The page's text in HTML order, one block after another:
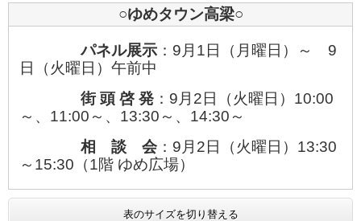
○ゆめタウン高梁○
パネル展示：9月1日（月曜日）～ 9
日（火曜日）午前中
街 頭 啓 発：9月2日（火曜日）10:00
～、11:00～、13:30～、14:30～​
相 談 会：9月2日（火曜日）13:30
～15:30（1階 ゆめ広場）
表のサイズを切り替える